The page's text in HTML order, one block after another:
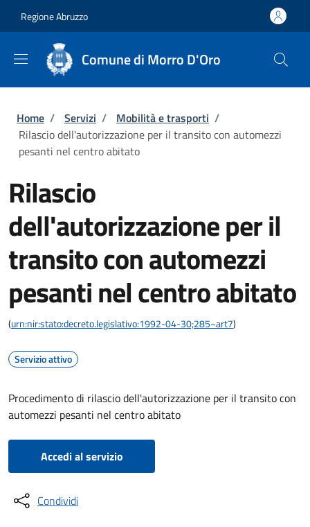
Regione Abruzzo
Comune di Morro D'Oro
Briciole di pane
Home / Servizi / Mobilità e trasporti /
Rilascio dell'autorizzazione per il transito con automezzi
pesanti nel centro abitato
Rilascio
dell'autorizzazione per il
transito con automezzi
pesanti nel centro abitato
(urn:nir:stato:decreto.legislativo:1992-04-30;285~art7)
Servizio attivo
Procedimento di rilascio dell'autorizzazione per il transito con
automezzi pesanti nel centro abitato
Accedi al servizio
Condividi